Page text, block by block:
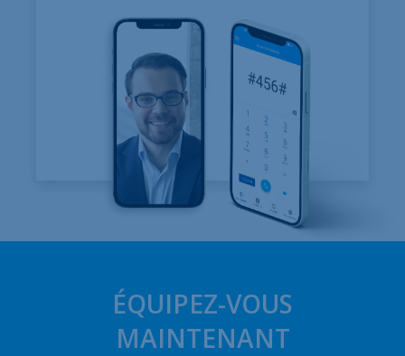
ÉQUIPEZ-VOUS
MAINTENANT